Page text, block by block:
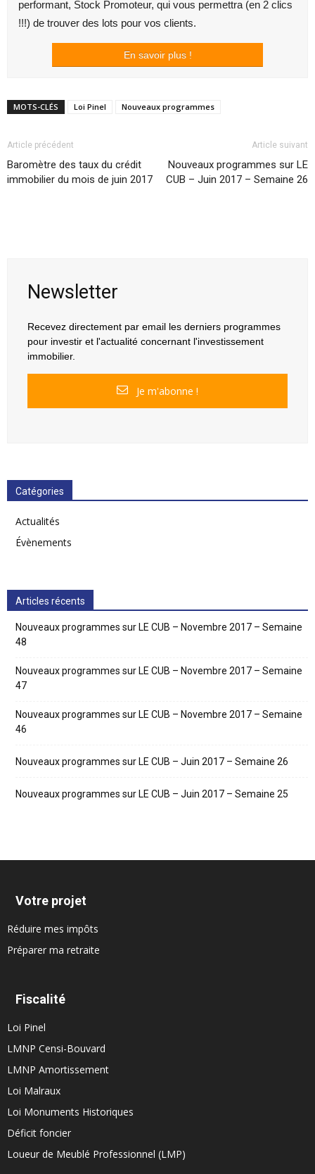
performant, Stock Promoteur, qui vous permettra (en 2 clics
!!!) de trouver des lots pour vos clients.
En savoir plus !
MOTS-CLÉS Loi Pinel Nouveaux programmes
Article précédent
Baromètre des taux du crédit
immobilier du mois de juin 2017
Article suivant
Nouveaux programmes sur LE
CUB – Juin 2017 – Semaine 26
Newsletter
Recevez directement par email les derniers programmes
pour investir et l'actualité concernant l'investissement
immobilier.
Je m'abonne !
Catégories
Actualités
Évènements
Articles récents
Nouveaux programmes sur LE CUB – Novembre 2017 – Semaine
48
Nouveaux programmes sur LE CUB – Novembre 2017 – Semaine
47
Nouveaux programmes sur LE CUB – Novembre 2017 – Semaine
46
Nouveaux programmes sur LE CUB – Juin 2017 – Semaine 26
Nouveaux programmes sur LE CUB – Juin 2017 – Semaine 25
Votre projet
Réduire mes impôts
Préparer ma retraite
Fiscalité
Loi Pinel
LMNP Censi-Bouvard
LMNP Amortissement
Loi Malraux
Loi Monuments Historiques
Déficit foncier
Loueur de Meublé Professionnel (LMP)